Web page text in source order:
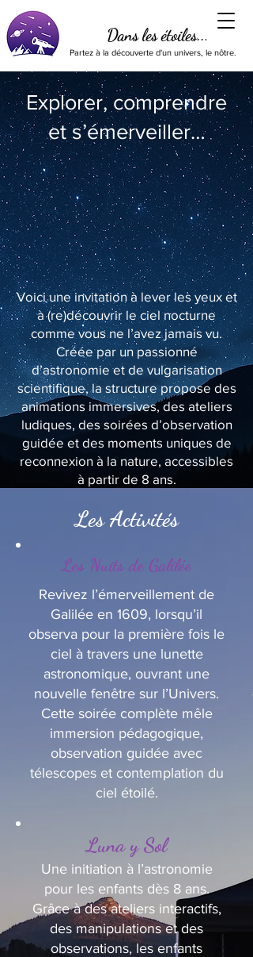
Dans les étoiles...
Partez à la découverte d'un univers, le nôtre.
Explorer, comprendre
et s’émerveiller…
Voici une invitation à lever les yeux et
à (re)découvrir le ciel nocturne
comme vous ne l’avez jamais vu.
Créée par un passionné
d’astronomie et de vulgarisation
scientifique, la structure propose des
animations immersives, des ateliers
ludiques, des soirées d’observation
guidée et des moments uniques de
reconnexion à la nature, accessibles
à partir de 8 ans.
Les Activités
Les Nuits de Galilée
Revivez l’émerveillement de
Galilée en 1609, lorsqu’il
observa pour la première fois le
ciel à travers une lunette
astronomique, ouvrant une
nouvelle fenêtre sur l’Univers.
Cette soirée complète mêle
immersion pédagogique,
observation guidée avec
télescopes et contemplation du
ciel étoilé.
Luna y Sol
Une initiation à l’astronomie
pour les enfants dès 8 ans.
Grâce à des ateliers interactifs,
des manipulations et des
observations, les enfants